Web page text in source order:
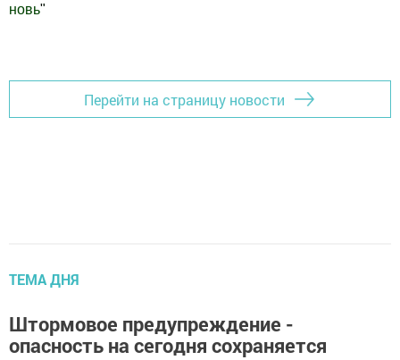
новь"
Перейти на страницу новости
ТЕМА ДНЯ
Штормовое предупреждение -
опасность на сегодня сохраняется